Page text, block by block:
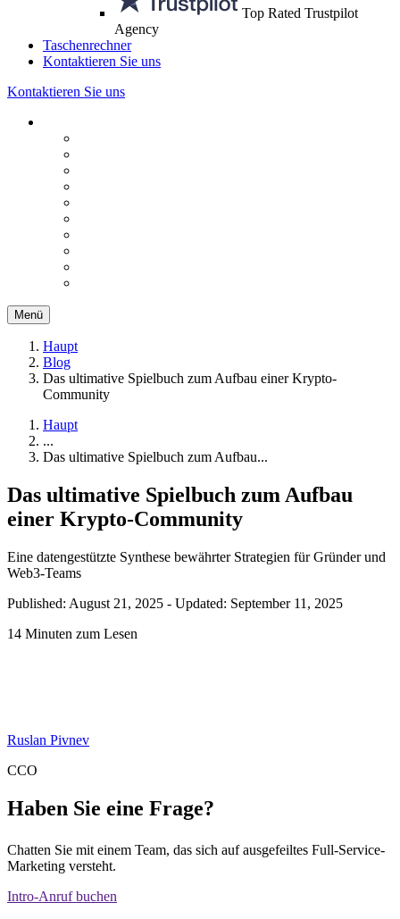
Top Rated Trustpilot
Agency
Taschenrechner
Kontaktieren Sie uns
Kontaktieren Sie uns
Menü
Haupt
Blog
Das ultimative Spielbuch zum Aufbau einer Krypto-
Community
Haupt
...
Das ultimative Spielbuch zum Aufbau...
Das ultimative Spielbuch zum Aufbau
einer Krypto-Community
Eine datengestützte Synthese bewährter Strategien für Gründer und
Web3-Teams
Published: August 21, 2025 - Updated: September 11, 2025
14 Minuten zum Lesen
Ruslan Pivnev
CCO
Haben Sie eine Frage?
Chatten Sie mit einem Team, das sich auf ausgefeiltes Full-Service-
Marketing versteht.
Intro-Anruf buchen